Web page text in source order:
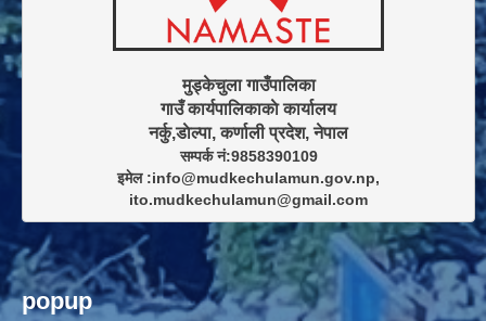
मुड्केचुला गाउँपालिका
गाउँ कार्यपालिकाकाे कार्यालय
सम्पर्क नं:9858390109
इमेल :info@mudkechulamun.gov.np,
ito.mudkechulamun@gmail.com
popup